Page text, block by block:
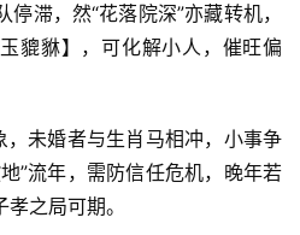
滞，然“花落院深”亦藏转机，
貔貅】，可化解小人，催旺偏
，未婚者与生肖马相冲，小事争
”流年，需防信任危机，晚年若
之局可期。